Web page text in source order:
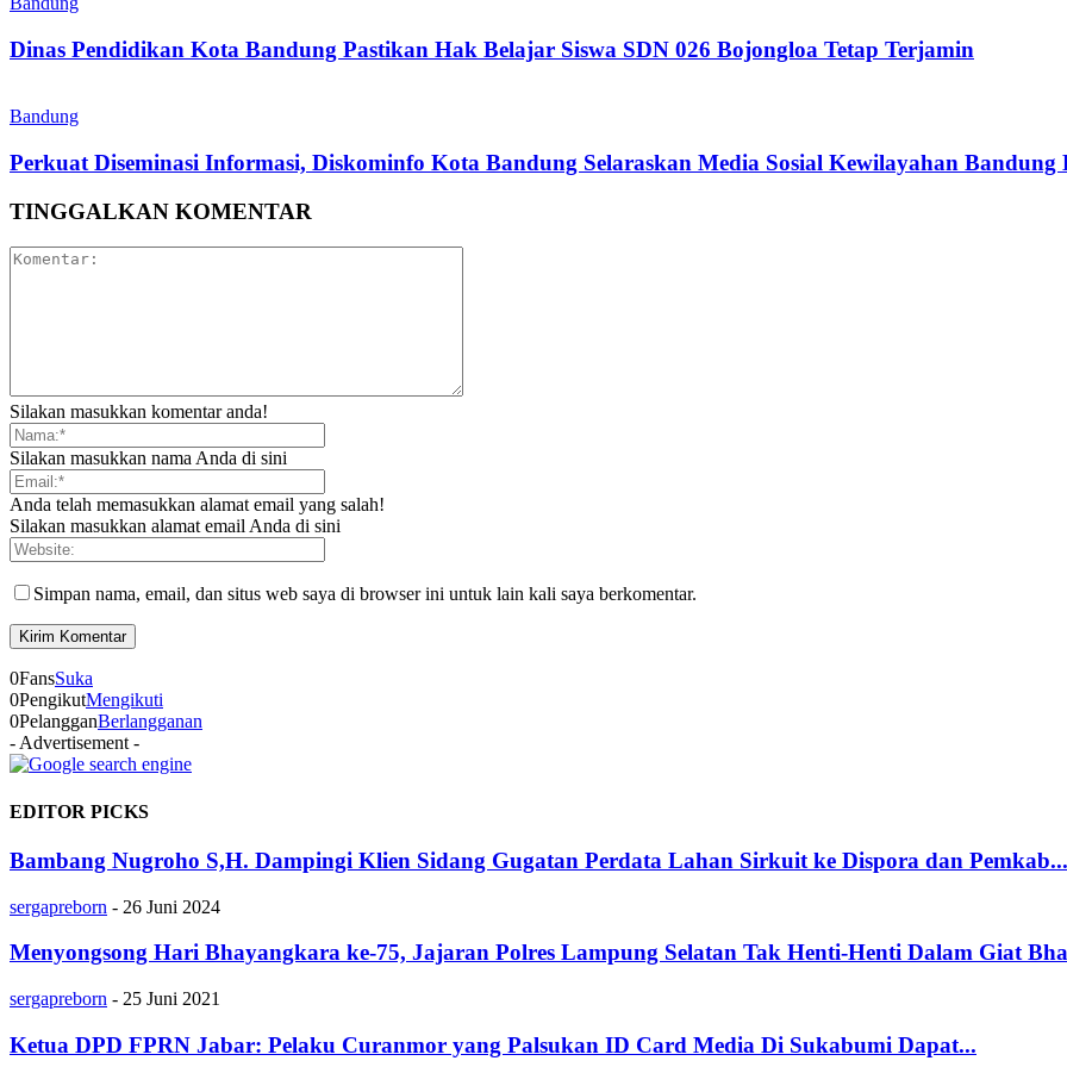
Dinas Pendidikan Kota Bandung Pastikan Hak Belajar Siswa SDN 026 Bojongloa Tetap Terjamin
Bandung
Perkuat Diseminasi Informasi, Diskominfo Kota Bandung Selaraskan Media Sosial Kewilayahan Bandung
TINGGALKAN KOMENTAR
Silakan masukkan komentar anda!
Silakan masukkan nama Anda di sini
Anda telah memasukkan alamat email yang salah!
Silakan masukkan alamat email Anda di sini
Simpan nama, email, dan situs web saya di browser ini untuk lain kali saya berkomentar.
0FansSuka
0PengikutMengikuti
0PelangganBerlangganan
- Advertisement -
EDITOR PICKS
Bambang Nugroho S,H. Dampingi Klien Sidang Gugatan Perdata Lahan Sirkuit ke Dispora dan Pemkab...
sergapreborn - 26 Juni 2024
Menyongsong Hari Bhayangkara ke-75, Jajaran Polres Lampung Selatan Tak Henti-Henti Dalam Giat
sergapreborn - 25 Juni 2021
Ketua DPD FPRN Jabar: Pelaku Curanmor yang Palsukan ID Card Media Di Sukabumi Dapat...